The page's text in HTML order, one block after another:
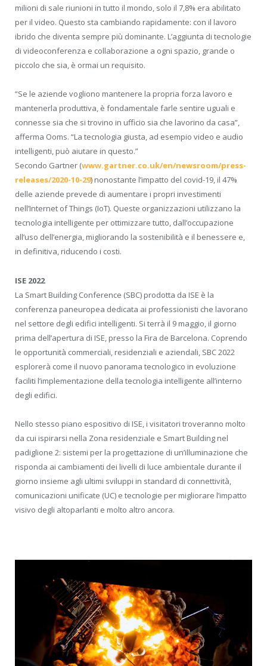
milioni di sale riunioni in tutto il mondo, solo il 7,8% era abilitato
per il video. Questo sta cambiando rapidamente: con il lavoro
ibrido che diventa sempre più dominante. L’aggiunta di tecnologie
di videoconferenza e collaborazione a ogni spazio, grande o
piccolo che sia, è ormai un requisito.
“Se le aziende vogliono mantenere la propria forza lavoro e
mantenerla produttiva, è fondamentale farle sentire uguali e
connesse sia che si trovino in ufficio sia che lavorino da casa”,
afferma Ooms. “La tecnologia giusta, ad esempio video e audio
intelligenti, può aiutare in questo.”
Secondo Gartner (www.gartner.co.uk/en/newsroom/press-
releases/2020-10-29) nonostante l’impatto del covid-19, il 47%
delle aziende prevede di aumentare i propri investimenti
nell’Internet of Things (IoT). Queste organizzazioni utilizzano la
tecnologia intelligente per ottimizzare tutto, dall’occupazione
all’uso dell’energia, migliorando la sostenibilità e il benessere e,
in definitiva, riducendo i costi.
ISE 2022
La Smart Building Conference (SBC) prodotta da ISE è la
conferenza paneuropea dedicata ai professionisti che lavorano
nel settore degli edifici intelligenti. Si terrà il 9 maggio, il giorno
prima dell’apertura di ISE, presso la Fira de Barcelona. Coprendo
le opportunità commerciali, residenziali e aziendali, SBC 2022
esplorerà come il nuovo panorama tecnologico in evoluzione
faciliti l’implementazione della tecnologia intelligente all’interno
degli edifici.
Nello stesso piano espositivo di ISE, i visitatori troveranno molto
da cui ispirarsi nella Zona residenziale e Smart Building nel
padiglione 2: sistemi per la progettazione di un’illuminazione che
risponda ai cambiamenti dei livelli di luce ambientale durante il
giorno insieme agli ultimi sviluppi in standard di connettività,
comunicazioni unificate (UC) e tecnologie per migliorare l’impatto
visivo degli altoparlanti e molto altro ancora.